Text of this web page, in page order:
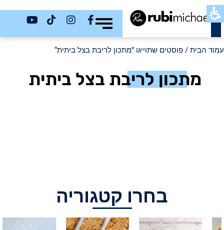
כשר
עמוד הבית / פוסטים שתוייגו ”מתכון לריבת בצל ביתית“
מתכון לריבת בצל ביתית
בחרו קטגוריה